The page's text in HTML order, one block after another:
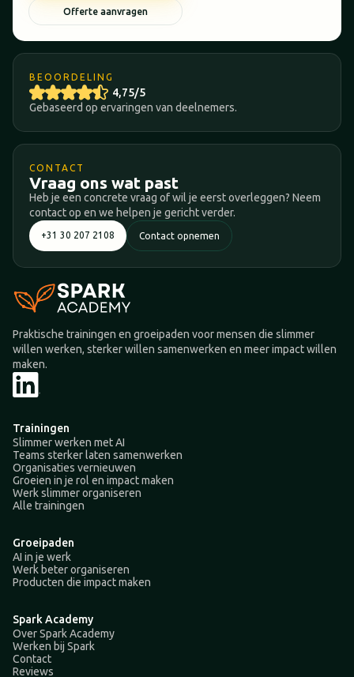
Offerte aanvragen
BEOORDELING
4,75/5
Gebaseerd op ervaringen van deelnemers.
CONTACT
Vraag ons wat past
Heb je een concrete vraag of wil je eerst overleggen? Neem
contact op en we helpen je gericht verder.
+31 30 207 2108 Contact opnemen
Praktische trainingen en groeipaden voor mensen die slimmer
willen werken, sterker willen samenwerken en meer impact willen
maken.
Trainingen
Slimmer werken met AI
Teams sterker laten samenwerken
Organisaties vernieuwen
Groeien in je rol en impact maken
Werk slimmer organiseren
Alle trainingen
Groeipaden
AI in je werk
Werk beter organiseren
Producten die impact maken
Spark Academy
Over Spark Academy
Werken bij Spark
Contact
Reviews